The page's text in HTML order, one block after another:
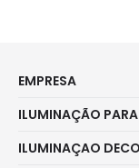
EMPRESA
Atendimento ao
Métodos de Envio
ILUMINAÇÃO
Marcas
ILUMINAÇAO